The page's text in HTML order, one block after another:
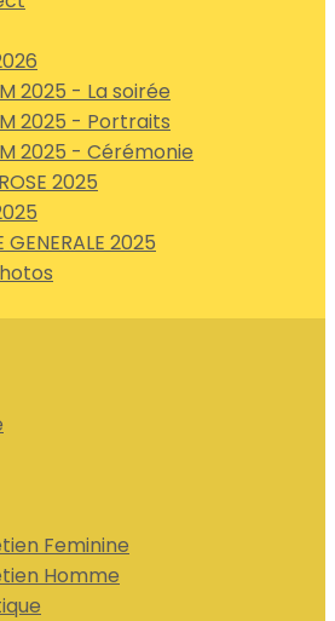
2025 - La soirée
2025 - Portraits
2025 - Cérémonie
2025
GENERALE 2025
Feminine
Homme